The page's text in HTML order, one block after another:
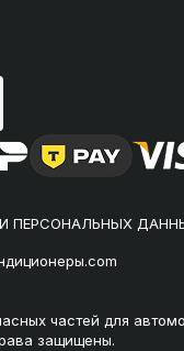
ПЕРСОНАЛЬНЫХ
частей для
защищены.